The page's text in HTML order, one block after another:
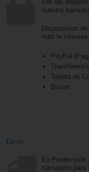
con las
nuestra
Disponemos
más te interese.
PayPal
Tarjeta de
Bizum
Envío
En Prodevisión
transporte para